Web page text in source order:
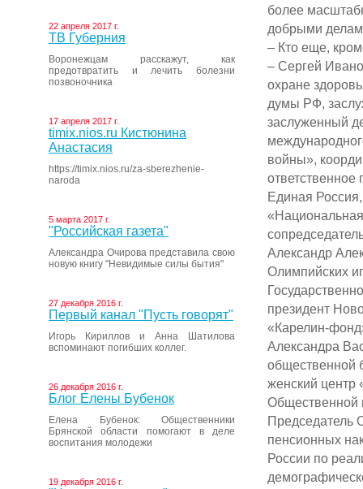
22 апреля 2017 г.
ТВ Губерния
Воронежцам расскажут, как
предотвратить и лечить болезни
позвоночника
17 апреля 2017 г.
timix.nios.ru Кистюнина
Анастасия
https://timix.nios.ru/za-sberezhenie-
naroda
5 марта 2017 г.
"Российская газета"
Александра Очирова представила свою
новую книгу "Невидимые силы бытия"
27 декабря 2016 г.
Первый канал "Пусть говорят"
Игорь Кириллов и Анна Шатилова
вспоминают погибших коллег.
26 декабря 2016 г.
Блог Елены Бубенок
Елена Бубенок: Общественники
Брянской области помогают в деле
воспитания молодежи
19 декабря 2016 г.
более
добрыми
– Кто еще,
– Сергей
охране
думы РФ,
заслуженный
войны»,
ответственное
Единая
Александр
Олимпийских
президент
«Карелин-
Александра
общественной
женский
Общественной
Председатель
пенсионных
России по